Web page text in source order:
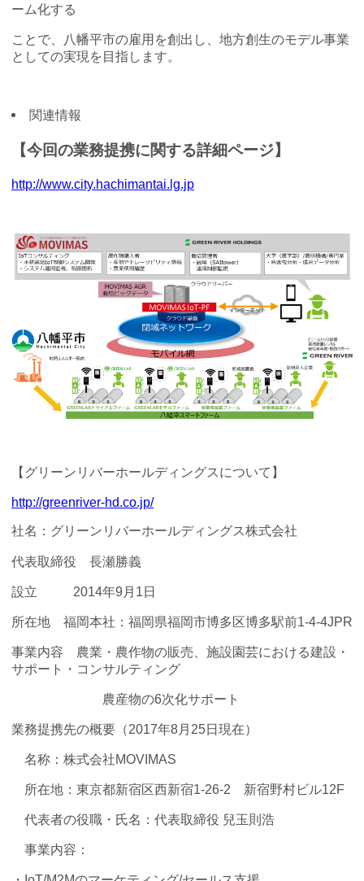
ーム化する
ことで、八幡平市の雇用を創出し、地方創生のモデル事業
としての実現を目指します。
関連情報
【今回の業務提携に関する詳細ページ】
http://www.city.hachimantai.lg.jp
【グリーンリバーホールディングスについて】
http://greenriver-hd.co.jp/
社名：グリーンリバーホールディングス株式会社
代表取締役 長瀬勝義
設立 2014年9月1日
所在地 福岡本社：福岡県福岡市博多区博多駅前1-4-4JPR
事業内容 農業・農作物の販売、施設園芸における建設・
サポート・コンサルティング
農産物の6次化サポート
業務提携先の概要（2017年8月25日現在）
名称：株式会社MOVIMAS
所在地：東京都新宿区西新宿1-26-2 新宿野村ビル12F
代表者の役職・氏名：代表取締役 兒玉則浩
事業内容：